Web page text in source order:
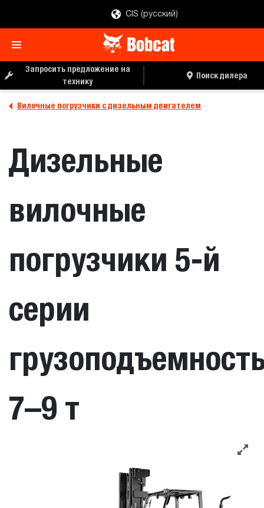
CIS (русский)
Запросить предложение на
технику
Поиск дилера
Вилочные погрузчики с дизельным двигателем
Дизельные
вилочные
погрузчики 5-й
серии
7–9 т
ПОИСК ДИЛЕРА